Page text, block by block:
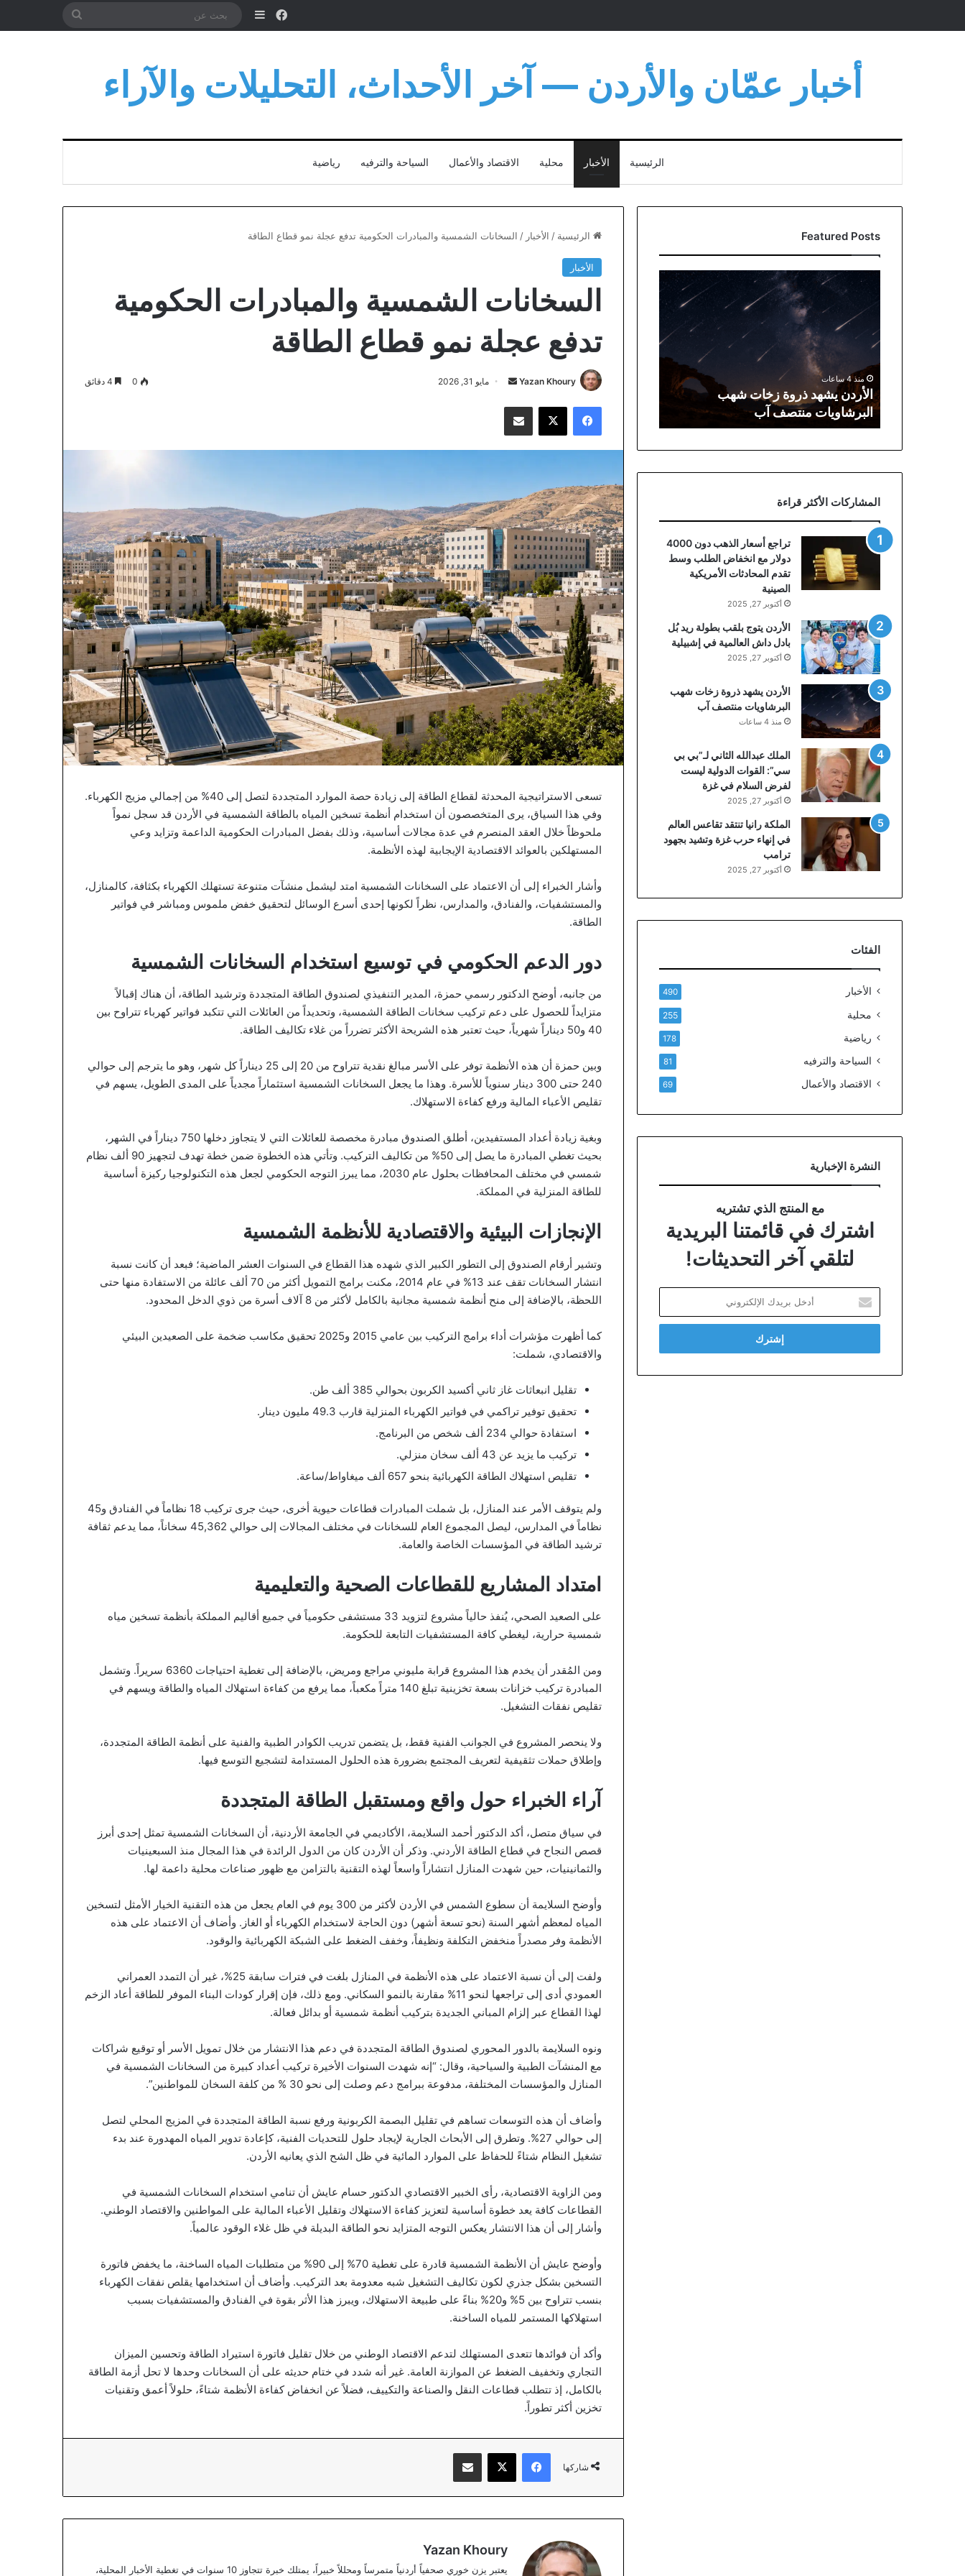
فيسبوكإضافة عمود جانبي
بحث
أخبار عمّان والأردن — آخر الأحداث، التحليلات والآراء
الرئيسية الأخبار محلية الاقتصاد والأعمال السياحة والترفيه رياضية
الرئيسية / الأخبار / السخانات الشمسية والمبادرات الحكومية تدفع عجلة نمو قطاع الطاقة
الأخبار
السخانات الشمسية والمبادرات الحكومية
تدفع عجلة نمو قطاع الطاقة
Yazan Khoury
أرسل مايو 31, 2026 0
فيسبوك ‫X مشاركة عبر البريد
تسعى الاستراتيجية المحدثة لقطاع الطاقة إلى زيادة حصة الموارد المتجددة لتصل إلى 40% من إجمالي مزيج الكهرباء.
وفي هذا السياق، يرى المتخصصون أن استخدام أنظمة تسخين المياه بالطاقة الشمسية في الأردن قد سجل نمواً
ملحوظاً خلال العقد المنصرم في عدة مجالات أساسية، وذلك بفضل المبادرات الحكومية الداعمة وتزايد وعي
المستهلكين بالعوائد الاقتصادية الإيجابية لهذه الأنظمة.
وأشار الخبراء إلى أن الاعتماد على السخانات الشمسية امتد ليشمل منشآت متنوعة تستهلك الكهرباء بكثافة، كالمنازل،
والمستشفيات، والفنادق، والمدارس، نظراً لكونها إحدى أسرع الوسائل لتحقيق خفض ملموس ومباشر في فواتير
الطاقة.
دور الدعم الحكومي في توسيع استخدام السخانات الشمسية
من جانبه، أوضح الدكتور رسمي حمزة، المدير التنفيذي لصندوق الطاقة المتجددة وترشيد الطاقة، أن هناك إقبالاً
متزايداً للحصول على دعم تركيب سخانات الطاقة الشمسية، وتحديداً من العائلات التي تتكبد فواتير كهرباء تتراوح بين
40 و50 ديناراً شهرياً، حيث تعتبر هذه الشريحة الأكثر تضرراً من غلاء تكاليف الطاقة.
وبين حمزة أن هذه الأنظمة توفر على الأسر مبالغ نقدية تتراوح من 20 إلى 25 ديناراً كل شهر، وهو ما يترجم إلى حوالي
240 حتى 300 دينار سنوياً للأسرة. وهذا ما يجعل السخانات الشمسية استثماراً مجدياً على المدى الطويل، يسهم في
تقليص الأعباء المالية ورفع كفاءة الاستهلاك.
وبغية زيادة أعداد المستفيدين، أطلق الصندوق مبادرة مخصصة للعائلات التي لا يتجاوز دخلها 750 ديناراً في الشهر،
بحيث تغطي المبادرة ما يصل إلى 50% من تكاليف التركيب. وتأتي هذه الخطوة ضمن خطة تهدف لتجهيز 90 ألف نظام
شمسي في مختلف المحافظات بحلول عام 2030، مما يبرز التوجه الحكومي لجعل هذه التكنولوجيا ركيزة أساسية
للطاقة المنزلية في المملكة.
الإنجازات البيئية والاقتصادية للأنظمة الشمسية
وتشير أرقام الصندوق إلى التطور الكبير الذي شهده هذا القطاع في السنوات العشر الماضية؛ فبعد أن كانت نسبة
انتشار السخانات تقف عند 13% في عام 2014، مكنت برامج التمويل أكثر من 70 ألف عائلة من الاستفادة منها حتى
اللحظة، بالإضافة إلى منح أنظمة شمسية مجانية بالكامل لأكثر من 8 آلاف أسرة من ذوي الدخل المحدود.
كما أظهرت مؤشرات أداء برامج التركيب بين عامي 2015 و2025 تحقيق مكاسب ضخمة على الصعيدين البيئي
والاقتصادي، شملت:
تقليل انبعاثات غاز ثاني أكسيد الكربون بحوالي 385 ألف طن.
تحقيق توفير تراكمي في فواتير الكهرباء المنزلية قارب 49.3 مليون دينار.
استفادة حوالي 234 ألف شخص من البرنامج.
تركيب ما يزيد عن 43 ألف سخان منزلي.
تقليص استهلاك الطاقة الكهربائية بنحو 657 ألف ميغاواط/ساعة.
ولم يتوقف الأمر عند المنازل، بل شملت المبادرات قطاعات حيوية أخرى، حيث جرى تركيب 18 نظاماً في الفنادق و45
نظاماً في المدارس، ليصل المجموع العام للسخانات في مختلف المجالات إلى حوالي 45,362 سخاناً، مما يدعم ثقافة
ترشيد الطاقة في المؤسسات الخاصة والعامة.
امتداد المشاريع للقطاعات الصحية والتعليمية
على الصعيد الصحي، يُنفذ حالياً مشروع لتزويد 33 مستشفى حكومياً في جميع أقاليم المملكة بأنظمة تسخين مياه
شمسية حرارية، ليغطي كافة المستشفيات التابعة للحكومة.
ومن المُقدر أن يخدم هذا المشروع قرابة مليوني مراجع ومريض، بالإضافة إلى تغطية احتياجات 6360 سريراً. وتشمل
المبادرة تركيب خزانات بسعة تخزينية تبلغ 140 متراً مكعباً، مما يرفع من كفاءة استهلاك المياه والطاقة ويسهم في
تقليص نفقات التشغيل.
ولا ينحصر المشروع في الجوانب الفنية فقط، بل يتضمن تدريب الكوادر الطبية والفنية على أنظمة الطاقة المتجددة،
وإطلاق حملات تثقيفية لتعريف المجتمع بضرورة هذه الحلول المستدامة لتشجيع التوسع فيها.
آراء الخبراء حول واقع ومستقبل الطاقة المتجددة
في سياق متصل، أكد الدكتور أحمد السلايمة، الأكاديمي في الجامعة الأردنية، أن السخانات الشمسية تمثل إحدى أبرز
قصص النجاح في قطاع الطاقة الأردني. وذكر أن الأردن كان من الدول الرائدة في هذا المجال منذ السبعينيات
والثمانينيات، حين شهدت المنازل انتشاراً واسعاً لهذه التقنية بالتزامن مع ظهور صناعات محلية داعمة لها.
وأوضح السلايمة أن سطوع الشمس في الأردن لأكثر من 300 يوم في العام يجعل من هذه التقنية الخيار الأمثل لتسخين
المياه لمعظم أشهر السنة (نحو تسعة أشهر) دون الحاجة لاستخدام الكهرباء أو الغاز. وأضاف أن الاعتماد على هذه
الأنظمة وفر مصدراً منخفض التكلفة ونظيفاً، وخفف الضغط على الشبكة الكهربائية والوقود.
ولفت إلى أن نسبة الاعتماد على هذه الأنظمة في المنازل بلغت في فترات سابقة 25%، غير أن التمدد العمراني
العمودي أدى إلى تراجعها لنحو 11% مقارنة بالنمو السكاني. ومع ذلك، فإن إقرار كودات البناء الموفر للطاقة أعاد الزخم
لهذا القطاع عبر إلزام المباني الجديدة بتركيب أنظمة شمسية أو بدائل فعالة.
ونوه السلايمة بالدور المحوري لصندوق الطاقة المتجددة في دعم هذا الانتشار من خلال تمويل الأسر أو توقيع شراكات
مع المنشآت الطبية والسياحية، وقال: “إنه شهدت السنوات الأخيرة تركيب أعداد كبيرة من السخانات الشمسية في
المنازل والمؤسسات المختلفة، مدفوعة ببرامج دعم وصلت إلى نحو 30 % من كلفة السخان للمواطنين”.
وأضاف أن هذه التوسعات تساهم في تقليل البصمة الكربونية ورفع نسبة الطاقة المتجددة في المزيج المحلي لتصل
إلى حوالي 27%. وتطرق إلى الأبحاث الجارية لإيجاد حلول للتحديات الفنية، كإعادة تدوير المياه المهدورة عند بدء
تشغيل النظام شتاءً للحفاظ على الموارد المائية في ظل الشح الذي يعانيه الأردن.
ومن الزاوية الاقتصادية، رأى الخبير الاقتصادي الدكتور حسام عايش أن تنامي استخدام السخانات الشمسية في
القطاعات كافة يعد خطوة أساسية لتعزيز كفاءة الاستهلاك وتقليل الأعباء المالية على المواطنين والاقتصاد الوطني.
وأشار إلى أن هذا الانتشار يعكس التوجه المتزايد نحو الطاقة البديلة في ظل غلاء الوقود عالمياً.
وأوضح عايش أن الأنظمة الشمسية قادرة على تغطية 70% إلى 90% من متطلبات المياه الساخنة، ما يخفض فاتورة
التسخين بشكل جذري لكون تكاليف التشغيل شبه معدومة بعد التركيب. وأضاف أن استخدامها يقلص نفقات الكهرباء
بنسب تتراوح بين 5% و20% بناءً على طبيعة الاستهلاك، ويبرز هذا الأثر بقوة في الفنادق والمستشفيات بسبب
استهلاكها المستمر للمياه الساخنة.
وأكد أن فوائدها تتعدى المستهلك لتدعم الاقتصاد الوطني من خلال تقليل فاتورة استيراد الطاقة وتحسين الميزان
التجاري وتخفيف الضغط عن الموازنة العامة. غير أنه شدد في ختام حديثه على أن السخانات وحدها لا تحل أزمة الطاقة
بالكامل، إذ تتطلب قطاعات النقل والصناعة والتكييف، فضلاً عن انخفاض كفاءة الأنظمة شتاءً، حلولاً أعمق وتقنيات
تخزين أكثر تطوراً.
شاركها
فيسبوك ‫X مشاركة عبر البريد
Yazan Khoury
يعتبر يزن خوري صحفياً أردنياً متمرساً ومحللاً خبيراً، يمتلك خبرة تتجاوز 10 سنوات في تغطية الأخبار المحلية،
Featured Posts
يشهد
ذروة
شهب
البرشاويات
منتصف
آب منذ 4 ساعات
الأردن يشهد ذروة زخات شهب
البرشاويات منتصف آب
المشاركات الأكثر قراءة
تراجع أسعار الذهب دون 4000
دولار مع انخفاض الطلب وسط
تقدم المحادثات الأمريكية
الصينية
أكتوبر 27, 2025
الأردن يتوج بلقب بطولة ريد بُل
بادل داش العالمية في إشبيلية
أكتوبر 27, 2025
الأردن يشهد ذروة زخات شهب
البرشاويات منتصف آب
منذ 4 ساعات
الملك عبدالله الثاني لـ”بي بي
سي”: القوات الدولية ليست
لفرض السلام في غزة
أكتوبر 27, 2025
الملكة رانيا تنتقد تقاعس العالم
في إنهاء حرب غزة وتشيد بجهود
ترامب
أكتوبر 27, 2025
الفئات
الأخبار 490
محلية 255
رياضية 178
السياحة والترفيه 81
الاقتصاد والأعمال 69
النشرة الإخبارية
مع المنتج الذي تشتريه
اشترك في قائمتنا البريدية
لتلقي آخر التحديثات!
بريدك
الإلكتروني